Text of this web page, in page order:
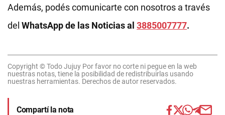
Además, podés comunicarte con nosotros a través
del WhatsApp de las Noticias al 3885007777.
Copyright © Todo Jujuy Por favor no corte ni pegue en la web
nuestras notas, tiene la posibilidad de redistribuirlas usando
nuestras herramientas. Derechos de autor reservados.
Compartí la nota